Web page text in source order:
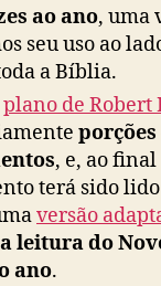
ao ano, uma
seu uso ao
a Bíblia.
plano de Robert
, e, ao
terá sido lido
versão
leitura do
ano.